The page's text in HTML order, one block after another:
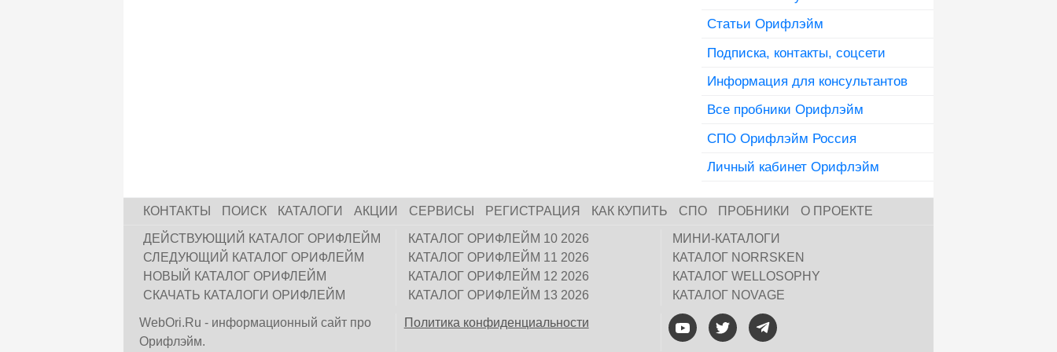
Статьи Орифлэйм
Подписка, контакты, соцсети
Информация для консультантов
Все пробники Орифлэйм
СПО Орифлэйм Россия
Личный кабинет Орифлэйм
КОНТАКТЫ ПОИСК КАТАЛОГИ АКЦИИ СЕРВИСЫ РЕГИСТРАЦИЯ КАК КУПИТЬ СПО ПРОБНИКИ О ПРОЕКТЕ
ДЕЙСТВУЮЩИЙ КАТАЛОГ ОРИФЛЕЙМ
СЛЕДУЮЩИЙ КАТАЛОГ ОРИФЛЕЙМ
НОВЫЙ КАТАЛОГ ОРИФЛЕЙМ
СКАЧАТЬ КАТАЛОГИ ОРИФЛЕЙМ
КАТАЛОГ ОРИФЛЕЙМ 10 2026
КАТАЛОГ ОРИФЛЕЙМ 11 2026
КАТАЛОГ ОРИФЛЕЙМ 12 2026
КАТАЛОГ ОРИФЛЕЙМ 13 2026
МИНИ-КАТАЛОГИ
КАТАЛОГ NORRSKEN
КАТАЛОГ WELLOSOPHY
КАТАЛОГ NOVAGE
WebOri.Ru - информационный сайт про
Орифлэйм.
Политика конфиденциальности